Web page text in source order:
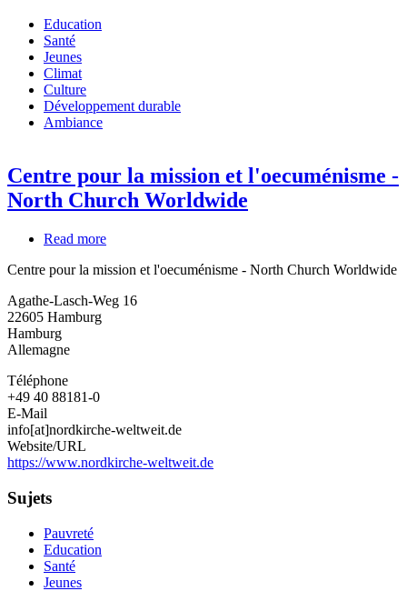
Education
Santé
Jeunes
Climat
Culture
Développement durable
Ambiance
Centre pour la mission et l'oecuménisme -
North Church Worldwide
Read more
pour
mission
Centre pour la mission et l'oecuménisme - North Church Worldwide
Agathe-Lasch-Weg 16
22605 Hamburg
Hamburg
Allemagne
Téléphone
+49 40 88181-0
E-Mail
info[at]nordkirche-weltweit.de
Website/URL
https://www.nordkirche-weltweit.de
Sujets
Pauvreté
Education
Santé
Jeunes